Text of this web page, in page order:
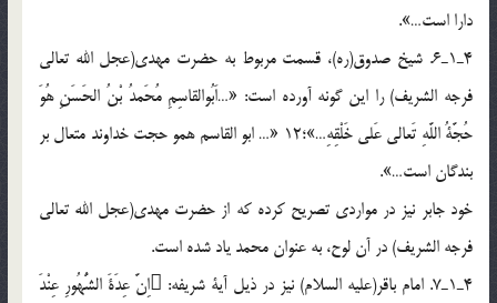
دارا است…».
4ـ1ـ6. شيخ صدوق(ره)، قسمت مربوط به حضرت مهدي(عجل الله تعالي
فرجه الشريف) را اين گونه آورده است: «…اَبُوالقاسِمِ مُحَمدُ بْنُ الحَسَنِ هُوَ
حُجَّةُ اللَّهِ تَعالي عَلي خَلْقِهِ…»؛12 «… ابو القاسم همو حجت خداوند متعال بر
بندگان است…».
خود جابر نيز در مواردي تصريح كرده كه از حضرت مهدي(عجل الله تعالي
فرجه الشريف) در آن لوح، به عنوان محمد ياد شده است.
4ـ1ـ7. امام باقر(عليه السلام) نيز در ذيل آية شريفه: اِنَّ عِدَةَ الشُّهُورِ عِنْدَ